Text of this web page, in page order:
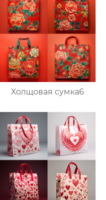
Холщовая сумка6